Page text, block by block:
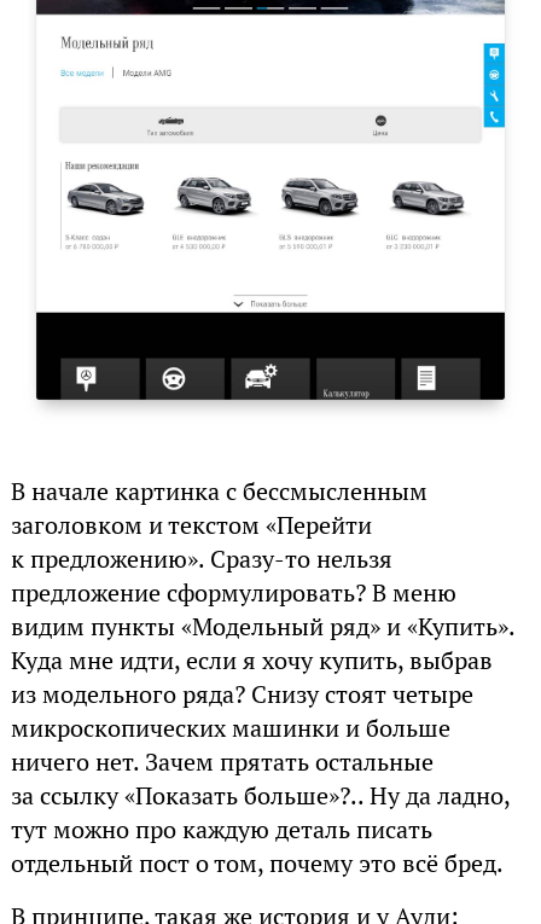
В начале картинка с бессмысленным
заголовком и текстом «Перейти
к предложению». Сразу-то нельзя
предложение сформулировать? В меню
видим пункты «Модельный ряд» и «Купить».
Куда мне идти, если я хочу купить, выбрав
из модельного ряда? Снизу стоят четыре
микроскопических машинки и больше
ничего нет. Зачем прятать остальные
за ссылку «Показать больше»?.. Ну да ладно,
тут можно про каждую деталь писать
отдельный пост о том, почему это всё бред.
В принципе, такая же история и у Ауди: